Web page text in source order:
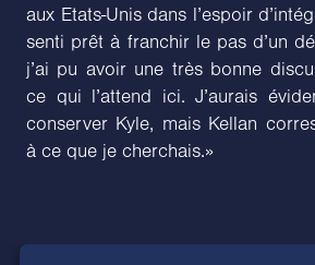
aux Etats-Unis dans l’espoir
senti prêt à franchir le pas d’un
j’ai pu avoir une très bonne
ce qui l’attend ici. J’aurais
conserver Kyle, mais Kellan
à ce que je cherchais.»